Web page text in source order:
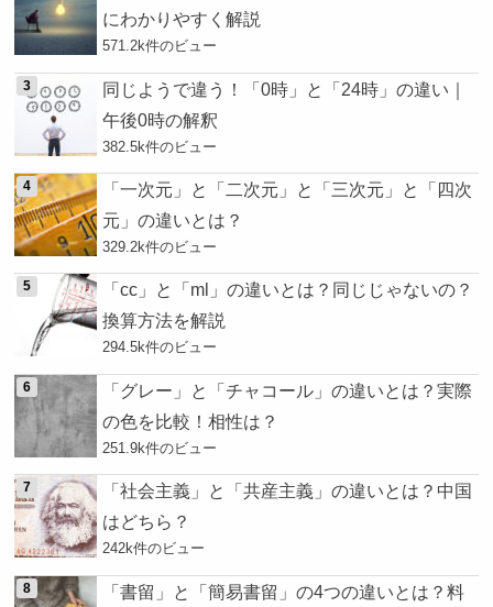
にわかりやすく解説
571.2k件のビュー
同じようで違う！「0時」と「24時」の違い｜
午後0時の解釈
382.5k件のビュー
「一次元」と「二次元」と「三次元」と「四次
元」の違いとは？
329.2k件のビュー
「cc」と「ml」の違いとは？同じじゃないの？
換算方法を解説
294.5k件のビュー
「グレー」と「チャコール」の違いとは？実際
の色を比較！相性は？
251.9k件のビュー
「社会主義」と「共産主義」の違いとは？中国
はどちら？
242k件のビュー
「書留」と「簡易書留」の4つの違いとは？料